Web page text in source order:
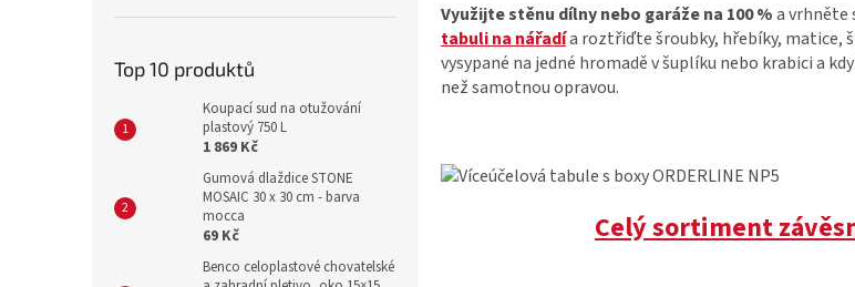
Top 10 produktů
Koupací sud na otužování
plastový 750 L
1 869 Kč
Gumová dlaždice STONE
MOSAIC 30 x 30 cm - barva
mocca
69 Kč
Benco celoplastové chovatelské
Využijte stěnu dílny nebo garáže na 100 %a vrhněte
tabulina nářadía roztřiďte šroubky, hřebíky, matice,
vysypané na jedné hromadě v šuplíku nebo krabici a
než samotnou opravou.
Celý sortiment